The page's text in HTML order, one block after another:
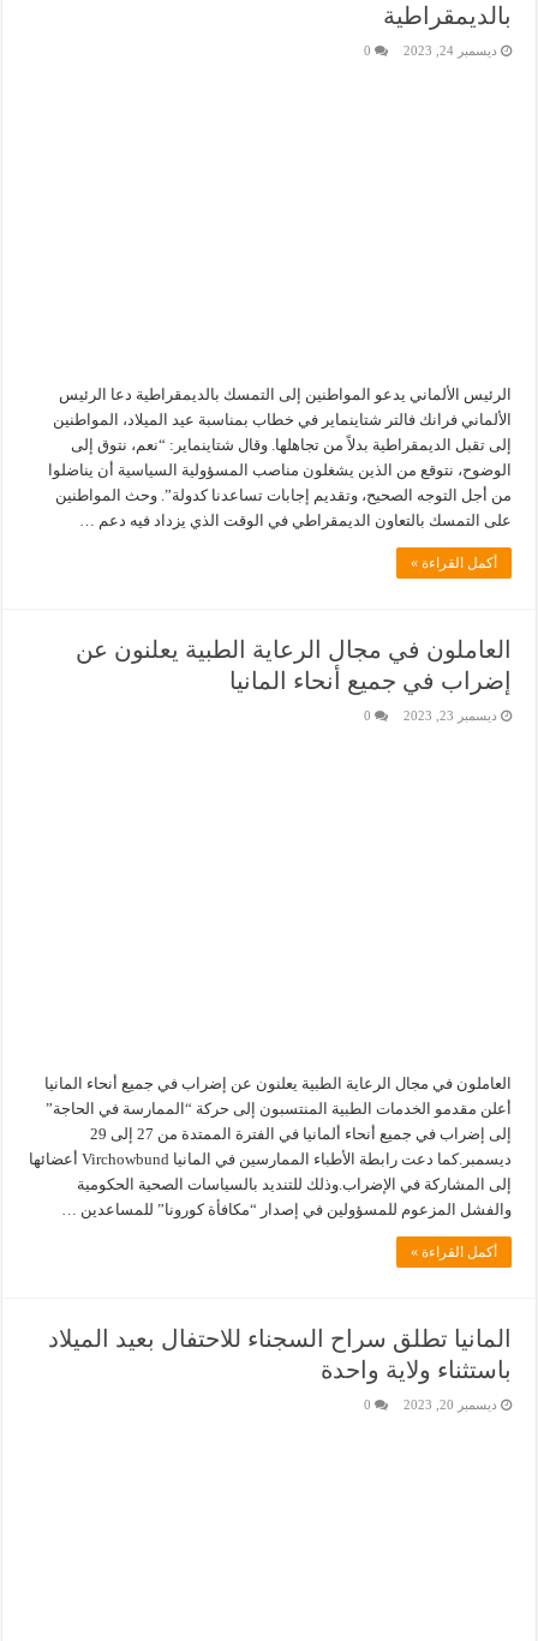
بالديمقراطية
ديسمبر 24, 2023 0
الرئيس الألماني يدعو المواطنين إلى التمسك بالديمقراطية دعا الرئيس
الألماني فرانك فالتر شتاينماير في خطاب بمناسبة عيد الميلاد، المواطنين
إلى تقبل الديمقراطية بدلاً من تجاهلها. وقال شتاينماير: “نعم، نتوق إلى
الوضوح، نتوقع من الذين يشغلون مناصب المسؤولية السياسية أن يناضلوا
من أجل التوجه الصحيح، وتقديم إجابات تساعدنا كدولة”. وحث المواطنين
على التمسك بالتعاون الديمقراطي في الوقت الذي يزداد فيه دعم …
أكمل القراءة »
العاملون في مجال الرعاية الطبية يعلنون عن
إضراب في جميع أنحاء المانيا
ديسمبر 23, 2023 0
العاملون في مجال الرعاية الطبية يعلنون عن إضراب في جميع أنحاء المانيا
أعلن مقدمو الخدمات الطبية المنتسبون إلى حركة “الممارسة في الحاجة”
إلى إضراب في جميع أنحاء ألمانيا في الفترة الممتدة من 27 إلى 29
ديسمبر.كما دعت رابطة الأطباء الممارسين في المانيا Virchowbund أعضائها
إلى المشاركة في الإضراب.وذلك للتنديد بالسياسات الصحية الحكومية
والفشل المزعوم للمسؤولين في إصدار “مكافأة كورونا” للمساعدين …
أكمل القراءة »
المانيا تطلق سراح السجناء للاحتفال بعيد الميلاد
باستثناء ولاية واحدة
ديسمبر 20, 2023 0